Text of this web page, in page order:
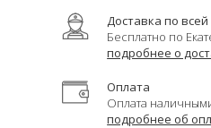
Доставка по всей
Бесплатно по
подробнее о
Оплата
Оплата
подробнее об